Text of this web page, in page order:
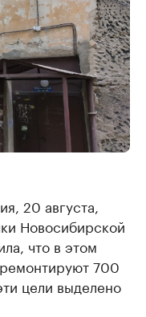
20 августа,
Новосибирской
что в этом
700
цели выделено